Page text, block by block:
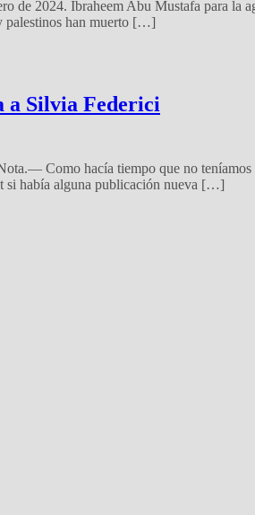
de 2024. Ibraheem Abu Mustafa para
palestinos han muerto […]
a Silvia Federici
Como hacía tiempo que no
si había alguna publicación nueva […]